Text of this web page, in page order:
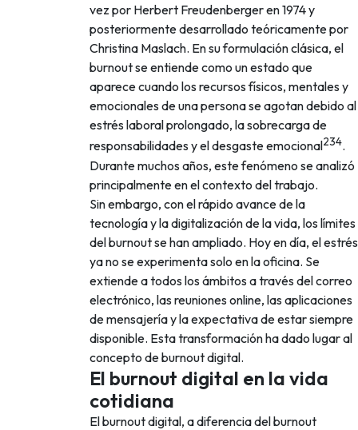
vez por Herbert Freudenberger en 1974 y
posteriormente desarrollado teóricamente por
Christina Maslach. En su formulación clásica, el
burnout se entiende como un estado que
aparece cuando los recursos físicos, mentales y
emocionales de una persona se agotan debido al
estrés laboral prolongado, la sobrecarga de
responsabilidades y el desgaste emocional234.
Durante muchos años, este fenómeno se analizó
principalmente en el contexto del trabajo.
Sin embargo, con el rápido avance de la
tecnología y la digitalización de la vida, los límites
del burnout se han ampliado. Hoy en día, el estrés
ya no se experimenta solo en la oficina. Se
extiende a todos los ámbitos a través del correo
electrónico, las reuniones online, las aplicaciones
de mensajería y la expectativa de estar siempre
disponible. Esta transformación ha dado lugar al
concepto de burnout digital.
El burnout digital en la vida
cotidiana
El burnout digital, a diferencia del burnout